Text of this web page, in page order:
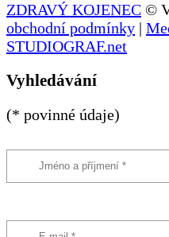
ZDRAVÝ KOJENEC ©
obchodní podmínky |
STUDIOGRAF.net
Vyhledávání
(* povinné údaje)